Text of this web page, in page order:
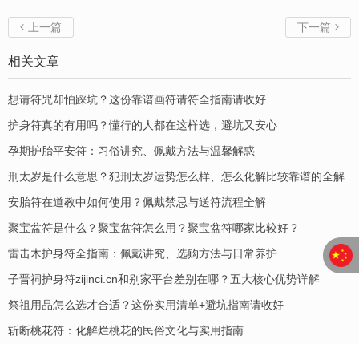
 上一篇 下一篇 
相关文章
想请符咒却怕踩坑？这份靠谱画符请符全指南请收好
护身符真的有用吗？懂行的人都在这样选，避坑又安心
孕期护胎平安符：习俗讲究、佩戴方法与温馨解惑
刑太岁是什么意思？犯刑太岁运势怎么样、怎么化解比较靠谱的全解
安胎符在道教中如何使用？佩戴禁忌与送符流程全解
聚宝盆符是什么？聚宝盆符怎么用？聚宝盆符哪家比较好？
​雷击木护身符全指南：佩戴讲究、选购方法与日常养护
子晋祠护身符zijinci.cn和别家平台差别在哪？五大核心优势详解
祭祖用品怎么选才合适？这份实用清单+避坑指南请收好
斩断桃花符：化解烂桃花的民俗文化与实用指南